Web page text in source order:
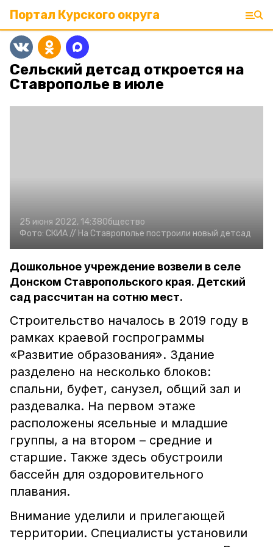
Портал Курского округа
Сельский детсад откроется на
Ставрополье в июле
25 июня 2022, 14:38Общество
Фото: СКИА // На Ставрополье построили новый детсад
Дошкольное учреждение возвели в селе
Донском Ставропольского края. Детский
сад рассчитан на сотню мест.
Строительство началось в 2019 году в
рамках краевой госпрограммы
«Развитие образования». Здание
разделено на несколько блоков:
спальни, буфет, санузел, общий зал и
раздевалка. На первом этаже
расположены ясельные и младшие
группы, а на втором – средние и
старшие. Также здесь обустроили
бассейн для оздоровительного
плавания.
Внимание уделили и прилегающей
территории. Специалисты установили